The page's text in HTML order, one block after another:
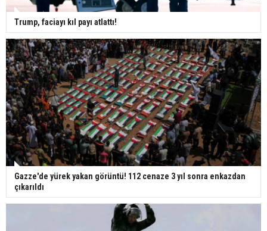
Trump, faciayı kıl payı atlattı!
Gazze'de yürek yakan görüntü! 112 cenaze 3 yıl sonra enkazdan
çıkarıldı